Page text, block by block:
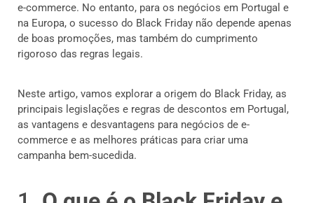
e-commerce. No entanto, para os negócios em Portugal e
na Europa, o sucesso do Black Friday não depende apenas
de boas promoções, mas também do cumprimento
rigoroso das regras legais.
Neste artigo, vamos explorar a origem do Black Friday, as
principais legislações e regras de descontos em Portugal,
as vantagens e desvantagens para negócios de e-
commerce e as melhores práticas para criar uma
campanha bem-sucedida.